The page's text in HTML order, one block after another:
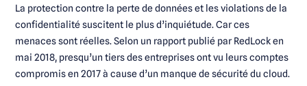
La protection contre la perte de données et les violations de la
confidentialité suscitent le plus d’inquiétude. Car ces
menaces sont réelles. Selon un rapport publié par RedLock en
mai 2018, presqu’un tiers des entreprises ont vu leurs comptes
compromis en 2017 à cause d’un manque de sécurité du cloud.